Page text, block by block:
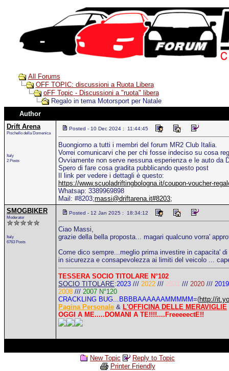
All Forums
OFF TOPIC: discussioni a Ruota Libera
oFF Topic - Discussioni a "ruota" libera
Regalo in tema Motorsport per Natale
Author
Drift Arena
Pischello della Domenica
Italy
2 Posts
Posted - 10 Dec 2024 : 11:44:45
Buongiorno a tutti i membri del forum MR2 Club Italia.
Vorrei comunicarvi che per chi fosse indeciso su cosa
Ovviamente non serve nessuna esperienza e le auto da
Spero di fare cosa gradita pubblicando questo post
Il link per vedere i dettagli è questo:
https://www.scuoladriftingbologna.it/coupon-voucher-
Whatsap: 3389969898
Mail: #8203;massi@driftarena.it#8203;
SMOGBIKER
Moderator
Italy
6763 Posts
Posted - 12 Jan 2025 : 18:34:12
Ciao Massi,
grazie della bella proposta... magari qualcuno vorra'
Come dico sempre...meglio prima investire in capacita'
in sicurezza e consapevolezza ai limiti del veicolo ...
TESSERA SOCIO TITOLARE N°102
SOCIO TITOLARE:2023 /// 2022 /// 2021 /// 2020 /// 2019
2008 /// 2007 N°120
CRACKLING BUG...BBBBAAAAAAMMMMM=(http://
Pagina Personale & L'OFFICINA DELLE MERAVIGLIE
OGGI A ME.....DOMANI A TE!!!!....FreeeeectE!!
New Topic
Reply to Topic
Printer Friendly